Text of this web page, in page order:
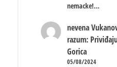
nemacke!…
nevena
razum:
Gorica
05/08/2024